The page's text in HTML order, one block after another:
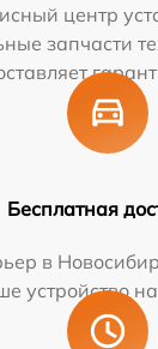
центр
запчасти
Бесплатная
в
устройство